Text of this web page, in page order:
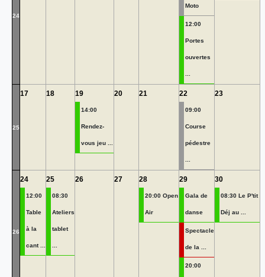
24
Moto
12:00
Portes
ouvertes
25
17 18 19
14:00
Rendez-
vous jeu ...
20 21 22
09:00
Course
pédestre
23
26
24
12:00
Table
à la
cant ...
25
08:30
Ateliers
tablet
26 27 28
20:00 Open
Air
29
Gala de
danse
Spectacle
de la ...
20:00
30
08:30 Le P'tit
Déj au ...